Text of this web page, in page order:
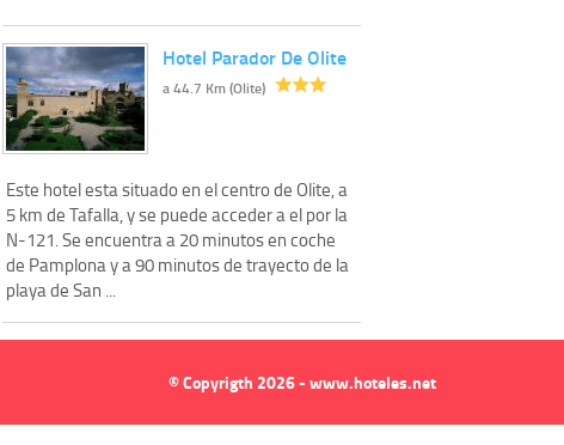
Hotel Parador De Olite
a 44.7 Km (Olite)
Este hotel esta situado en el centro de Olite, a
5 km de Tafalla, y se puede acceder a el por la
N-121. Se encuentra a 20 minutos en coche
de Pamplona y a 90 minutos de trayecto de la
playa de San ...
© Copyrigth 2026 - www.hoteles.net